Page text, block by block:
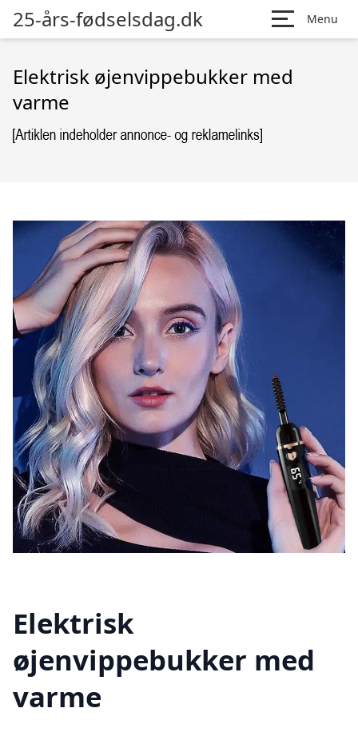
25-års-fødselsdag.dk Menu
Elektrisk øjenvippebukker med
varme
Elektrisk
øjenvippebukker med
varme